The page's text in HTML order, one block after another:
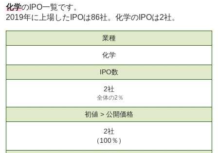
化学のIPO一覧です。
2019年に上場したIPOは86社。化学のIPOは2社。
業種
化学
IPO数
2社
全体の2％
初値 > 公開価格
2社
（100％）